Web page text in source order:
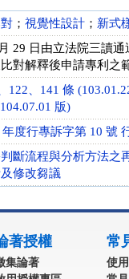
； 視覺性設計 ； 新式
29 日由立法院三讀
對解釋後申請專利之
122、141 條
版)
度行專訴字第 10 號
斷流程與分析方法之
修改芻議
著授權
集論著
常
使